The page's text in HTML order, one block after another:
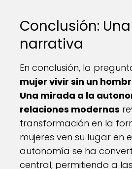
Conclusión:
narrativa
En conclusión, la
mujer vivir sin un
Una mirada a la
relaciones modernas
transformación en la
mujeres ven su lugar en
autonomía se ha
central, permitiendo a